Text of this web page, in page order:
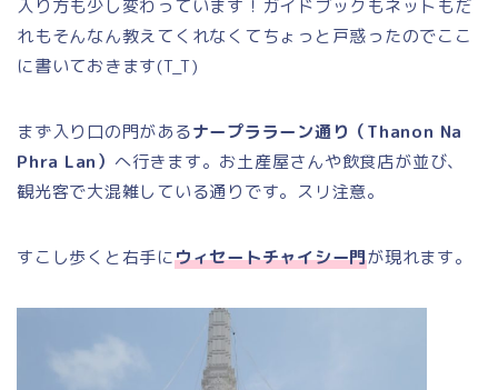
入り方も少し変わっています！ガイドブックもネットもだ
れもそんなん教えてくれなくてちょっと戸惑ったのでここ
に書いておきます(T_T)
まず入り口の門があるナープララーン通り（Thanon Na
Phra Lan） へ行きます。お土産屋さんや飲食店が並び、
観光客で大混雑している通りです。スリ注意。
すこし歩くと右手にウィセートチャイシー門が現れます。